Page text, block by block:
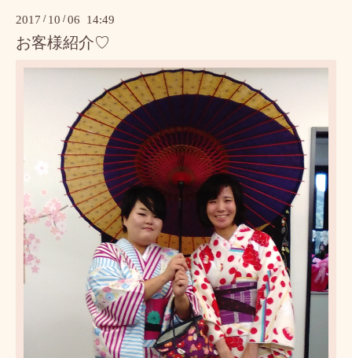
2017 / 10 /06 14:49
お客様紹介♡